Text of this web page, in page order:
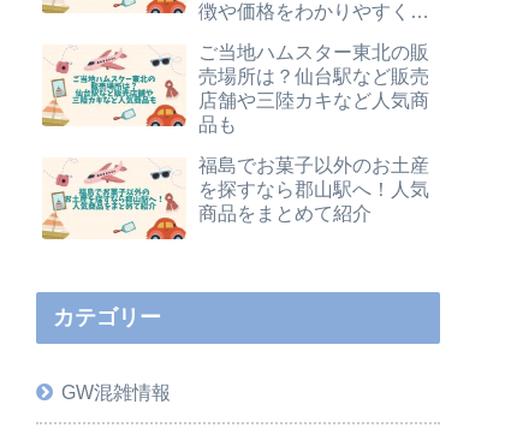
徴や価格をわかりやすく解
ご当地ハムスター東北の販
売場所は？仙台駅など販売
店舗や三陸カキなど人気商
品も
福島でお菓子以外のお土産
を探すなら郡山駅へ！人気
商品をまとめて紹介
カテゴリー
GW混雑情報